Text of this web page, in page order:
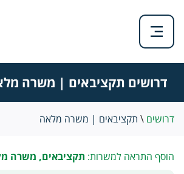
דרושים תקציבאים | משרה
דרושים \ תקציבאים | משרה מלאה
הוסף התראה למשרות: תקציבאים, משרה